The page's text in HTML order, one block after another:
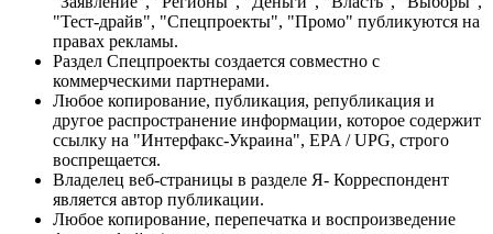
"Тест-драйв", "Спецпроекты", "Промо" публикуются на
правах рекламы.
Раздел Спецпроекты создается совместно с
коммерческими партнерами.
Любое копирование, публикация, републикация и
другое распространение информации, которое содержит
ссылку на "Интерфакс-Украина", EPA / UPG, строго
воспрещается.
Владелец веб-страницы в разделе Я- Корреспондент
является автор публикации.
Любое копирование, перепечатка и воспроизведение